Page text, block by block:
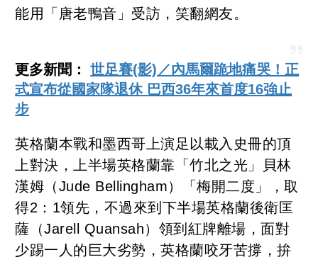
能用「唐老鴨音」受訪，笑翻網友。
更多新聞：世足賽(影)／內馬爾跪地痛哭！正
式宣布從國家隊退休 巴西36年來首度16強止
步
英格蘭本戰和墨西哥上演足以載入史冊的頂
上對決，上半場英格蘭靠「竹北之光」貝林
漢姆（Jude Bellingham）「梅開二度」，取
得2：1領先，不過來到下半場英格蘭後衛匡
薩（Jarell Quansah）領到紅牌離場，面對
少踢一人的巨大劣勢，英格蘭咬牙苦撐，拚